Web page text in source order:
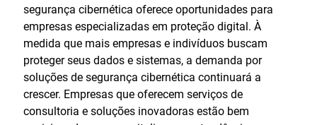
segurança cibernética oferece oportunidades para
empresas especializadas em proteção digital. À
medida que mais empresas e indivíduos buscam
proteger seus dados e sistemas, a demanda por
soluções de segurança cibernética continuará a
crescer. Empresas que oferecem serviços de
consultoria e soluções inovadoras estão bem